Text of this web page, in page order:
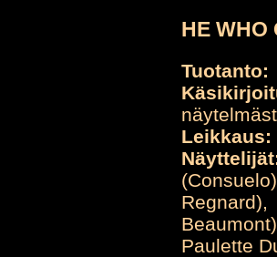
HE WHO
Tuotanto:
Leikkaus:
Paulette